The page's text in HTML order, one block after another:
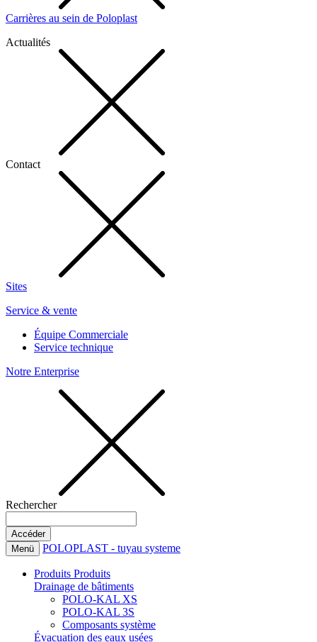
Carrières au sein de Poloplast
Actualités
Contact
Sites
Service & vente
Équipe Commerciale
Service technique
Notre Enterprise
Rechercher
Menü POLOPLAST - tuyau systeme
Produits Produits
Drainage de bâtiments
POLO-KAL XS
POLO-KAL 3S
Composants système
Évacuation des eaux usées